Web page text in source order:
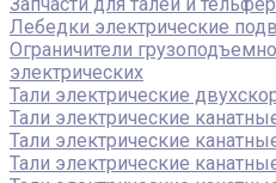
Лебедки электрические
Ограничители
электрических
Тали электрические
Тали электрические
Тали электрические
Тали электрические